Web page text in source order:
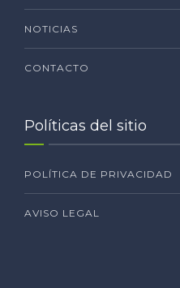
NOTICIAS
CONTACTO
Políticas del sitio
POLÍTICA DE PRIVACIDAD
AVISO LEGAL